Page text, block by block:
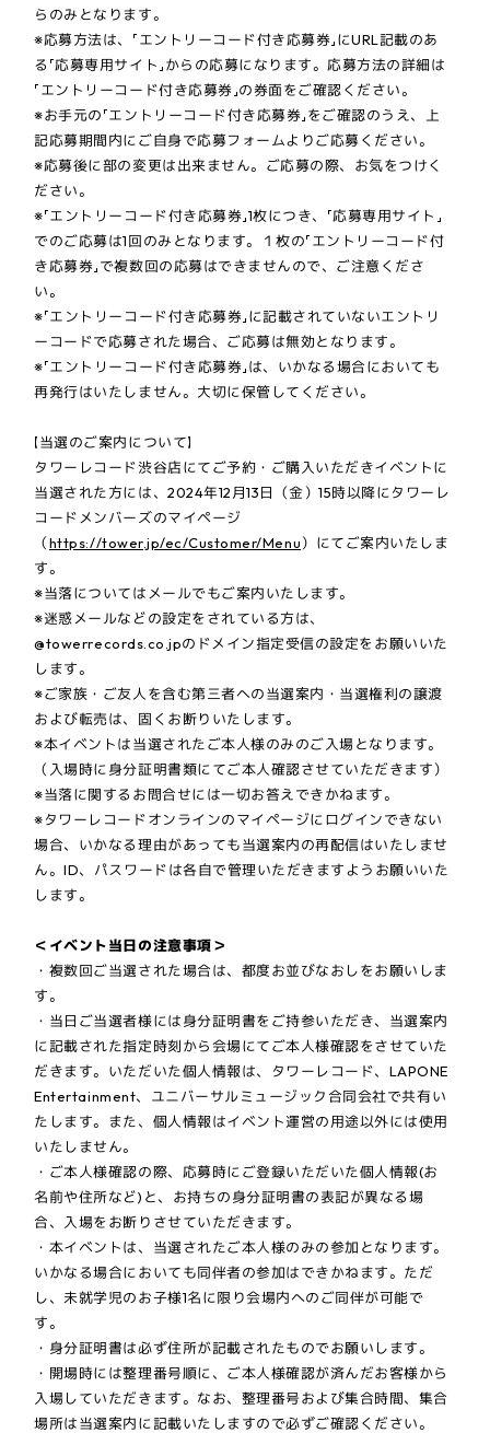
らのみとなります。
※応募方法は、「エントリーコード付き応募券」にURL記載のあ
る「応募専用サイト」からの応募になります。応募方法の詳細は
「エントリーコード付き応募券」の券面をご確認ください。
※お手元の「エントリーコード付き応募券」をご確認のうえ、上
記応募期間内にご自身で応募フォームよりご応募ください。
※応募後に部の変更は出来ません。ご応募の際、お気をつけく
ださい。
※「エントリーコード付き応募券」1枚につき、「応募専用サイト」
でのご応募は1回のみとなります。１枚の「エントリーコード付
き応募券」で複数回の応募はできませんので、ご注意くださ
い。
※「エントリーコード付き応募券」に記載されていないエントリ
ーコードで応募された場合、ご応募は無効となります。
※「エントリーコード付き応募券」は、いかなる場合においても
再発行はいたしません。大切に保管してください。
【当選のご案内について】
タワーレコード渋谷店にてご予約・ご購入いただきイベントに
当選された方には、2024年12月13日（金）15時以降にタワーレ
コードメンバーズのマイページ
（https://tower.jp/ec/Customer/Menu）にてご案内いたしま
す。
※当落についてはメールでもご案内いたします。
※迷惑メールなどの設定をされている方は、
@towerrecords.co.jpのドメイン指定受信の設定をお願いいた
します。
※ご家族・ご友人を含む第三者への当選案内・当選権利の譲渡
および転売は、固くお断りいたします。
※本イベントは当選されたご本人様のみのご入場となります。
（入場時に身分証明書類にてご本人確認させていただきます）
※当落に関するお問合せには一切お答えできかねます。
※タワーレコードオンラインのマイページにログインできない
場合、いかなる理由があっても当選案内の再配信はいたしませ
ん。ID、パスワードは各自で管理いただきますようお願いいた
します。
＜イベント当日の注意事項＞
・複数回ご当選された場合は、都度お並びなおしをお願いしま
す。
・当日ご当選者様には身分証明書をご持参いただき、当選案内
に記載された指定時刻から会場にてご本人様確認をさせていた
だきます。いただいた個人情報は、タワーレコード、LAPONE
Entertainment、ユニバーサルミュージック合同会社で共有い
たします。また、個人情報はイベント運営の用途以外には使用
いたしません。
・ご本人様確認の際、応募時にご登録いただいた個人情報(お
名前や住所など)と、お持ちの身分証明書の表記が異なる場
合、入場をお断りさせていただきます。
・本イベントは、当選されたご本人様のみの参加となります。
いかなる場合においても同伴者の参加はできかねます。ただ
し、未就学児のお子様1名に限り会場内へのご同伴が可能で
す。
・身分証明書は必ず住所が記載されたものでお願いします。
・開場時には整理番号順に、ご本人様確認が済んだお客様から
入場していただきます。なお、整理番号および集合時間、集合
場所は当選案内に記載いたしますので必ずご確認ください。